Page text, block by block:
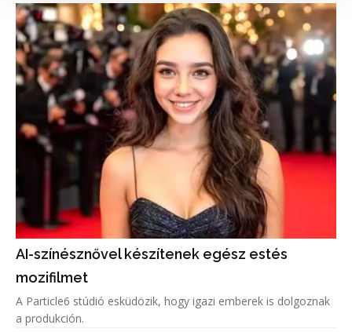
AI-színésznővel készítenek egész estés
mozifilmet
A Particle6 stúdió esküdözik, hogy igazi emberek is dolgoznak
a produkción.